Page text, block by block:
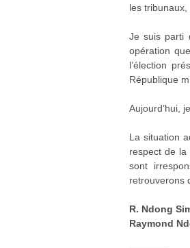
les
Je suis parti
opération
l’élection
République
Aujourd’hui,
La situation
respect de
sont
retrouverons
R. Ndong
Raymond